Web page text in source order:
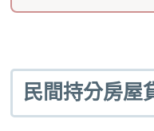
民間持分房屋